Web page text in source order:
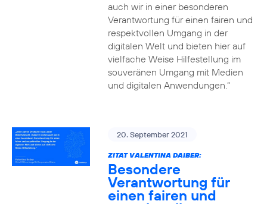
auch wir in einer besonderen
Verantwortung für einen fairen und
respektvollen Umgang in der
digitalen Welt und bieten hier auf
vielfache Weise Hilfestellung im
souveränen Umgang mit Medien
und digitalen Anwendungen.“
20. September 2021
ZITAT VALENTINA DAIBER:
Besondere
Verantwortung für
einen fairen und